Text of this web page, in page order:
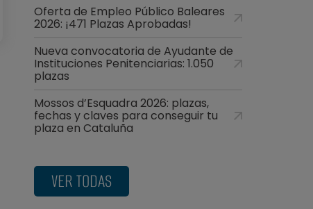
Oferta de Empleo Público Baleares
2026: ¡471 Plazas Aprobadas!
Nueva convocatoria de Ayudante de
Instituciones Penitenciarias: 1.050
plazas
Mossos d’Esquadra 2026: plazas,
fechas y claves para conseguir tu
plaza en Cataluña
VER TODAS